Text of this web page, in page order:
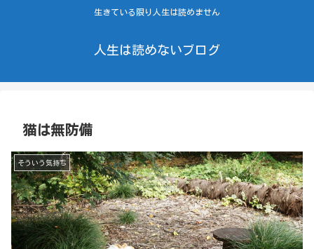
生きている限り人生は読めません
人生は読めないブログ
猫は無防備
そういう気持ち